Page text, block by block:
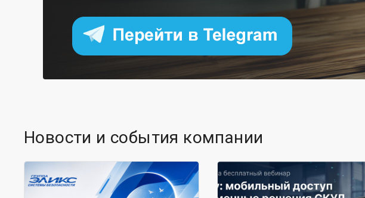
Новости и события компании